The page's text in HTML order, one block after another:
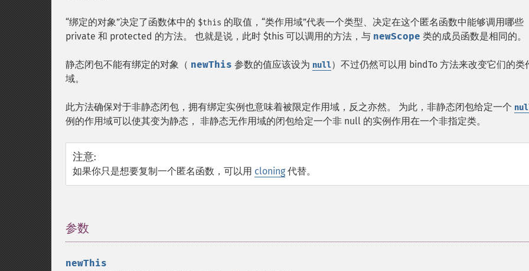
“绑定的对象”决定了函数体中的 $this 的取值，“类作用域”代表一个类型、决定在这个匿名函数中能够调用哪些
private 和 protected 的方法。 也就是说，此时 $this 可以调用的方法，与 newScope 类的成员函数是相同的。
静态闭包不能有绑定的对象（ newThis 参数的值应该设为 null）不过仍然可以用 bindTo 方法来改变它们的类
域。
此方法确保对于非静态闭包，拥有绑定实例也意味着被限定作用域，反之亦然。 为此，非静态闭包给定一个
例的作用域可以使其变为静态， 非静态无作用域的闭包给定一个非 null 的实例作用在一个非指定类。
注意:
如果你只是想要复制一个匿名函数，可以用 cloning 代替。
参数
newThis